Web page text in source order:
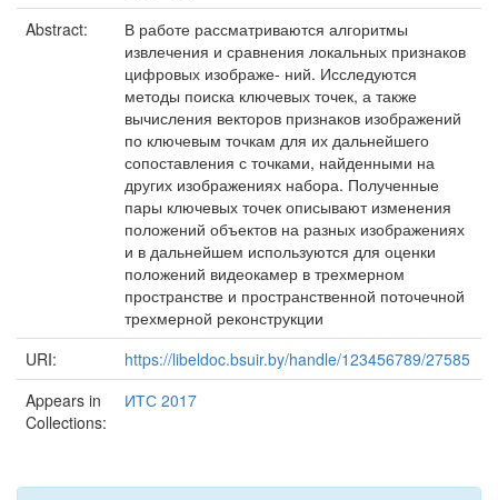
Abstract:
В работе рассматриваются алгоритмы
извлечения и сравнения локальных признаков
цифровых изображе- ний. Исследуются
методы поиска ключевых точек, а также
вычисления векторов признаков изображений
по ключевым точкам для их дальнейшего
сопоставления с точками, найденными на
других изображениях набора. Полученные
пары ключевых точек описывают изменения
положений объектов на разных изображениях
и в дальнейшем используются для оценки
положений видеокамер в трехмерном
пространстве и пространственной поточечной
трехмерной реконструкции
URI:
https://libeldoc.bsuir.by/handle/123456789/27585
Appears in
Collections:
ИТС 2017